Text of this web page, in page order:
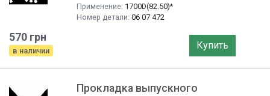
Применение: 1700D(82.50)*
Номер детали: 06 07 472
570 грн
в наличии Купить
Прокладка выпускного